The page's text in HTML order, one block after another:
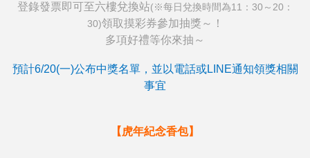
登錄發票即可至六樓兌換站(※每日兌換時間為11：30～20：
30)領取摸彩券參加抽獎～！
多項好禮等你來抽～
預計6/20(一)公布中獎名單，並以電話或LINE通知領獎相關
事宜
【虎年紀念香包】